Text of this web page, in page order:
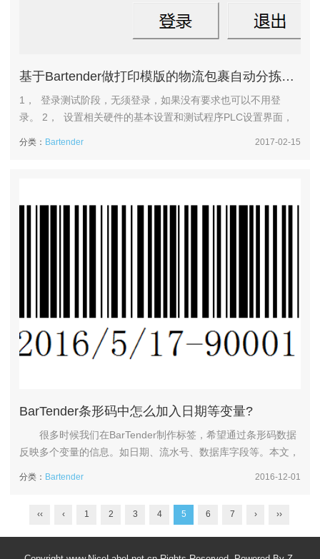
基于Bartender做打印模版的物流包裹自动分拣系统
1， 登录测试阶段，无须登录，如果没有要求也可以不用登
录。 2， 设置相关硬件的基本设置和测试程序PLC设置界面，
分类： Bartender 2017-02-15
BarTender条形码中怎么加入日期等变量?
很多时候我们在BarTender制作标签，希望通过条形码数据
反映多个变量的信息。如日期、流水号、数据库字段等。本文，
时显示在条形码中。 1、在BarTender 2016中，单击工
具栏中的条形码按钮，单击标签，创建条形码。本文以Co...
分类： Bartender 2016-12-01
‹‹ ‹ 1 2 3 4 5 6 7 › ››